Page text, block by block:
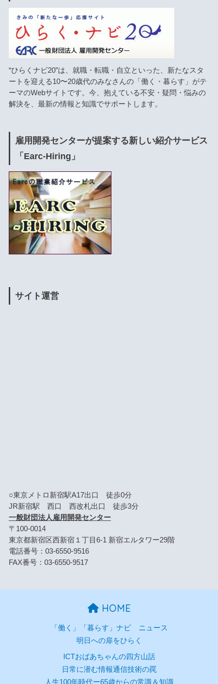
“ひらくナビ20”は、就職・転職・自立といった、新たなスタ
ートを迎える10〜20歳代のみなさんの「働く・暮らす」がテ
ーマのWebサイトです。今、抱えている不安・疑問・悩みの
解決を、最新の情報と知識でサポートします。
雇用開発センターが提案する新しい紹介サービス
「Earc-Hiring」
サイト運営
○東京メトロ新宿駅A17出口 徒歩0分
JR新宿駅 西口 西改札出口 徒歩3分
一般財団法人雇用開発センター
〒100-0014
東京都新宿区西新宿１丁目6-1 新宿エルタワー29階
電話番号：03-6550-9516
FAX番号：03-6550-9517
HOME
「働く」「暮らす」ナビ
ニュース
明日への扉をひらく
ICTおばあちゃんの四方山話
日常に潜む情報通信技術の罠
人生100年時代ー65歳からの常識＆知識